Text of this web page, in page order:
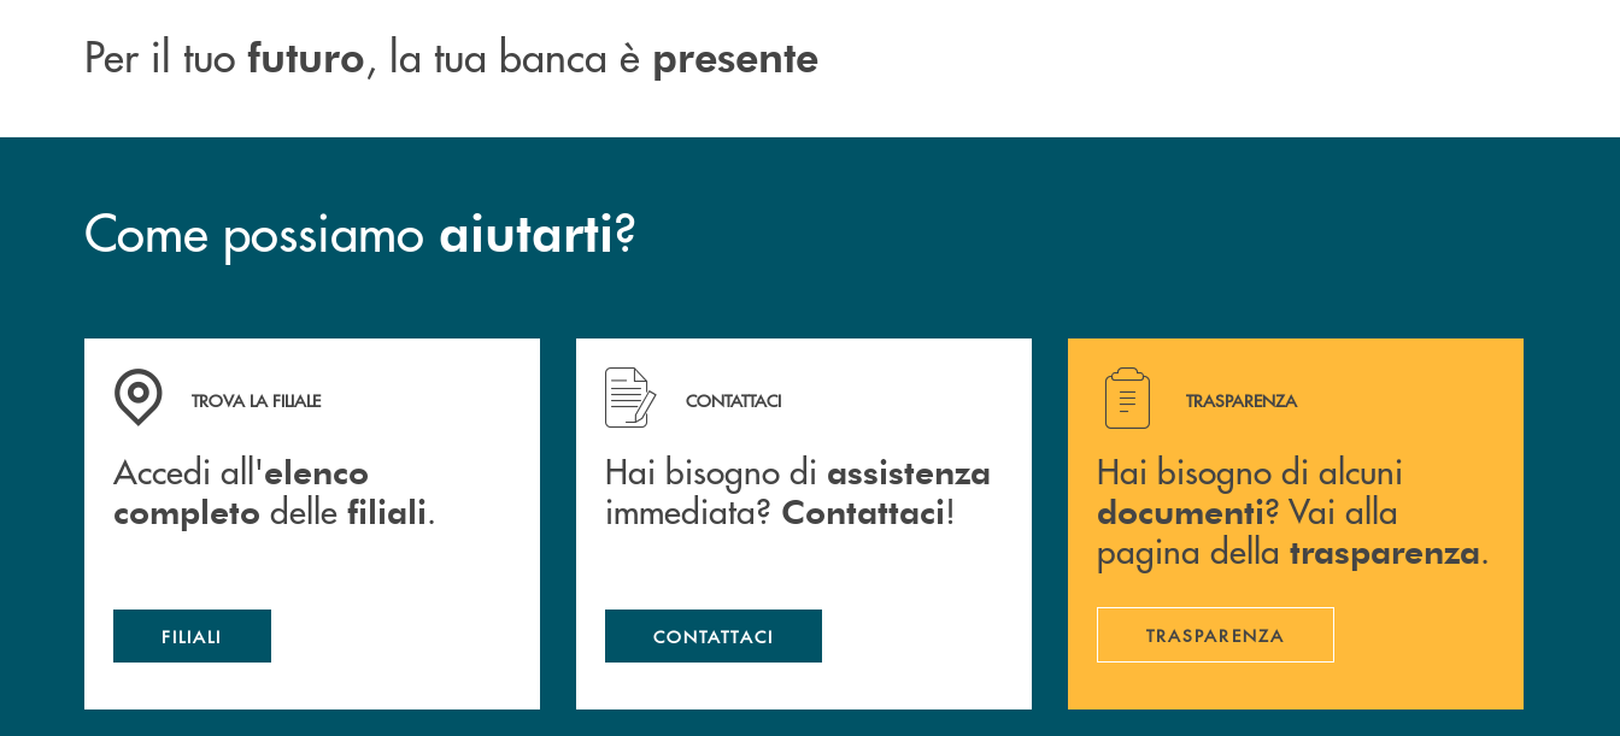
Per il tuo futuro, la tua banca è presente
Come possiamo aiutarti?
Accedi all' elenco completo delle filiali .
TROVA LA FILIALE
Accedi all'elenco
completo delle filiali.
FILIALI
Hai bisogno di assistenza immediata? Contattaci !
CONTATTACI
Hai bisogno di assistenza
immediata? Contattaci!
CONTATTACI
Hai bisogno di alcuni documenti ? Vai alla pagina della
TRASPARENZA
Hai bisogno di alcuni
documenti? Vai alla
pagina della trasparenza.
TRASPARENZA